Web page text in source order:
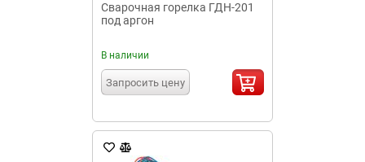
Сварочная горелка ГДН-201
под аргон
В наличии
Запросить цену